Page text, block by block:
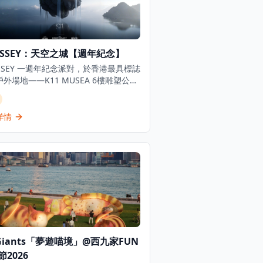
：天空之城【週年紀念】
一週年紀念派對，於香港最具標誌
外場地——K11 MUSEA 6樓雕塑公園
行。作為 Social Club Series 的重點
「天空之城」將這片綠意盎然、藝術
空中花園化身為充滿活力的舞池，以
人團體票，享折扣優惠並附贈免費啤
動設有著裝要求，歡迎愛好音樂、藝
市天際線的你共同見證這場夢幻週年
情
「夢遊喵境」@西九家FUN
2026